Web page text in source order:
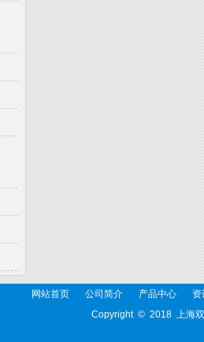
网站首页 公司简介 产品中心
资
Copyright © 2018 上海双